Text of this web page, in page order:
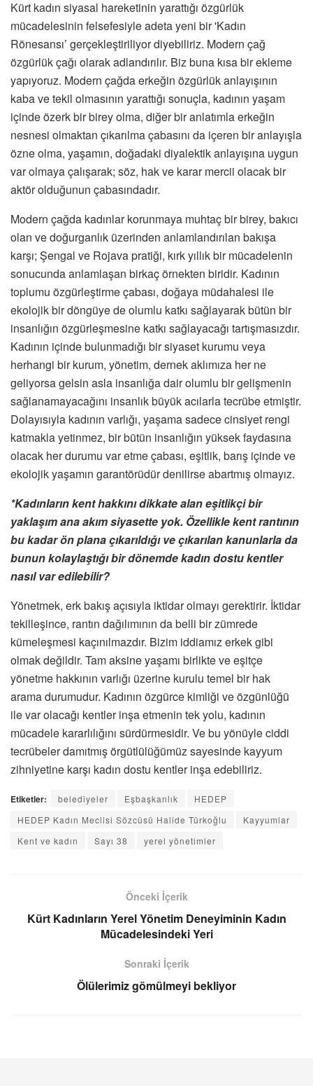
Kürt kadın siyasal hareketinin yarattığı özgürlük
mücadelesinin felsefesiyle adeta yeni bir 'Kadın
Rönesansı’ gerçekleştiriliyor diyebiliriz. Modern çağ
özgürlük çağı olarak adlandırılır. Biz buna kısa bir ekleme
yapıyoruz. Modern çağda erkeğin özgürlük anlayışının
kaba ve tekil olmasının yarattığı sonuçla, kadının yaşam
içinde özerk bir birey olma, diğer bir anlatımla erkeğin
nesnesi olmaktan çıkarılma çabasını da içeren bir anlayışla
özne olma, yaşamın, doğadaki diyalektik anlayışına uygun
var olmaya çalışarak; söz, hak ve karar mercii olacak bir
aktör olduğunun çabasındadır.
Modern çağda kadınlar korunmaya muhtaç bir birey, bakıcı
olan ve doğurganlık üzerinden anlamlandırılan bakışa
karşı; Şengal ve Rojava pratiği, kırk yıllık bir mücadelenin
sonucunda anlamlaşan birkaç örnekten biridir. Kadının
toplumu özgürleştirme çabası, doğaya müdahalesi ile
ekolojik bir döngüye de olumlu katkı sağlayarak bütün bir
insanlığın özgürleşmesine katkı sağlayacağı tartışmasızdır.
Kadının içinde bulunmadığı bir siyaset kurumu veya
herhangi bir kurum, yönetim, dernek aklımıza her ne
geliyorsa gelsin asla insanlığa dair olumlu bir gelişmenin
sağlanamayacağını insanlık büyük acılarla tecrübe etmiştir.
Dolayısıyla kadının varlığı, yaşama sadece cinsiyet rengi
katmakla yetinmez, bir bütün insanlığın yüksek faydasına
olacak her durumu var etme çabası, eşitlik, barış içinde ve
ekolojik yaşamın garantörüdür denilirse abartmış olmayız.
*Kadınların kent hakkını dikkate alan eşitlikçi bir
yaklaşım ana akım siyasette yok. Özellikle kent rantının
bu kadar ön plana çıkarıldığı ve çıkarılan kanunlarla da
bunun kolaylaştığı bir dönemde kadın dostu kentler
nasıl var edilebilir?
Yönetmek, erk bakış açısıyla iktidar olmayı gerektirir. İktidar
tekilleşince, rantın dağılımının da belli bir zümrede
kümeleşmesi kaçınılmazdır. Bizim iddiamız erkek gibi
olmak değildir. Tam aksine yaşamı birlikte ve eşitçe
yönetme hakkının varlığı üzerine kurulu temel bir hak
arama durumudur. Kadının özgürce kimliği ve özgünlüğü
ile var olacağı kentler inşa etmenin tek yolu, kadının
mücadele kararlılığını sürdürmesidir. Ve bu yönüyle ciddi
tecrübeler damıtmış örgütlülüğümüz sayesinde kayyum
zihniyetine karşı kadın dostu kentler inşa edebiliriz.
Etiketler: belediyeler Eşbaşkanlık
HEDEP
HEDEP Kadın Meclisi Sözcüsü Halide Türkoğlu
Kayyumlar
Kent ve kadın
Sayı 38 yerel yönetimler
Önceki İçerik
Kürt Kadınların Yerel Yönetim Deneyiminin Kadın
Mücadelesindeki Yeri
Sonraki İçerik
Ölülerimiz gömülmeyi bekliyor